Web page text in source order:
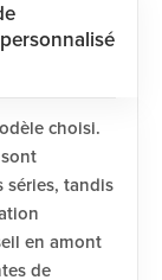
choisi.
séries, tandis
en amont
de